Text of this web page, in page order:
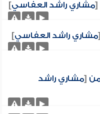
[مشاري راشد العفاسي]
[مشاري راشد العفاسي]
[مشاري راشد